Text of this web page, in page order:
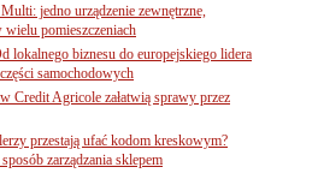
jedno urządzenie zewnętrzne,
pomieszczeniach
lokalnego biznesu do europejskiego lidera
samochodowych
Credit Agricole załatwią sprawy przez
przestają ufać kodom kreskowym?
zarządzania sklepem